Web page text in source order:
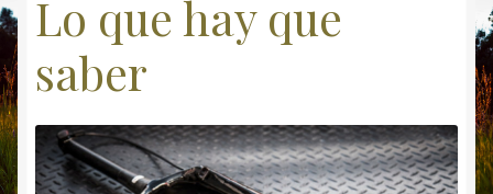
Cuenta
Lo que hay que
saber